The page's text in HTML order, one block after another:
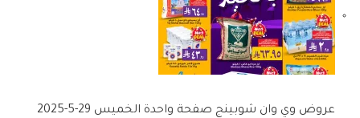
عروض وي وان شوبينج صفحة واحدة الخميس 29-5-2025